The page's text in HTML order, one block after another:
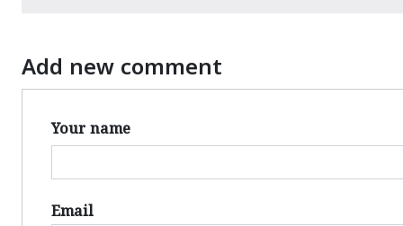
Add new comment
Your name
Email